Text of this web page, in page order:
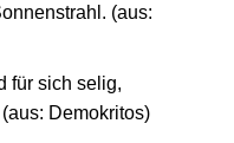
(aus:
für sich selig,
Demokritos)